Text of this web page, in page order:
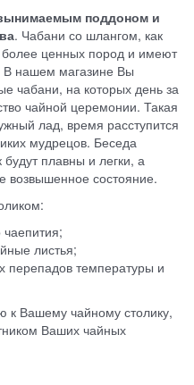
поддоном и
. Чабани со шлангом, как
более ценных пород и имеют
В нашем магазине Вы
чабани, на которых день за
чайной церемонии. Такая
лад, время расступится
мудрецов. Беседа
плавны и легки, а
возвышенное состояние.
листья;
перепадов температуры и
к Вашему чайному столику,
Ваших чайных